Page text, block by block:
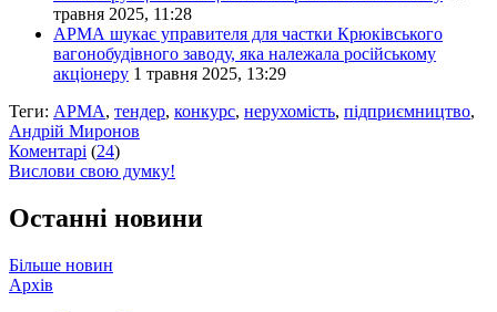
травня 2025, 11:28
АРМА шукає управителя для частки Крюківського
вагонобудівного заводу, яка належала російському
акціонеру 1 травня 2025, 13:29
Теги: АРМА, тендер, конкурс, нерухомість, підприємництво,
Андрій Миронов
Коментарі (24)
Вислови свою думку!
Останні новини
Більше новин
Архів